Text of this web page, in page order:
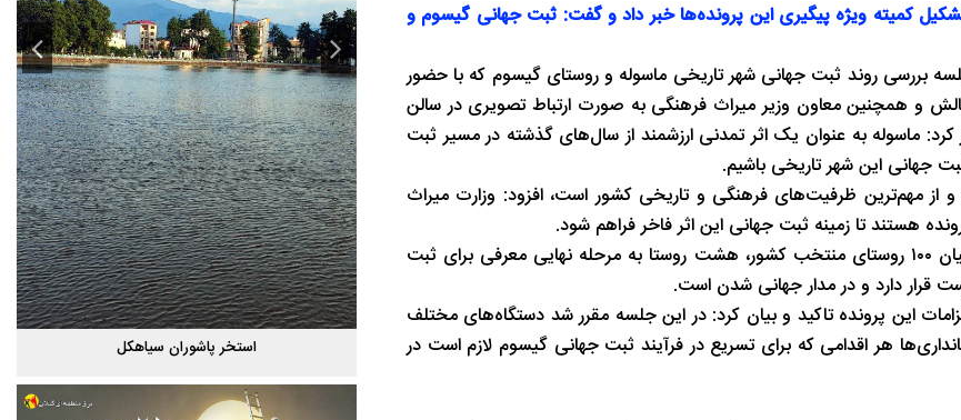
کمیته ویژه پیگیری این پرونده‌ها خبر داد و گفت: ثبت جهانی گیسوم و
بررسی روند ثبت جهانی شهر تاریخی ماسوله و روستای گیسوم که با حضور
و همچنین معاون وزیر میراث فرهنگی به صورت ارتباط تصویری در سالن
کرد: ماسوله به عنوان یک اثر تمدنی ارزشمند از سال‌های گذشته در مسیر ثبت
از مهم‌ترین ظرفیت‌های فرهنگی و تاریخی کشور است، افزود: وزارت میراث
هستند تا زمینه ثبت جهانی این اثر فاخر فراهم شود.
وی به پرونده ثبت جهانی روستای گیسوم نیز اشاره کرد و گفت: از میان ۱۰۰ روستای منتخب کشور، هشت روستا به مرحله نهایی معرفی برای ثبت
قرار دارد و در مدار جهانی شدن است.
این پرونده تاکید و بیان کرد: در این جلسه مقرر شد دستگاه‌های مختلف
هر اقدامی که برای تسریع در فرآیند ثبت جهانی گیسوم لازم است در
استخر پاشوران سیاهکل پاییز هزار رنگ گیلان شب های همیشه روشن رشت